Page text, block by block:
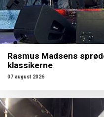
Rasmus Madsens
klassikerne
07 august 2026